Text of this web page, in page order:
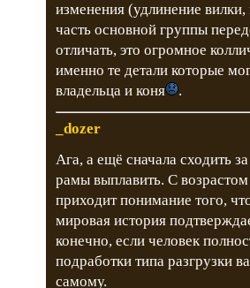
изменения (удлинение
часть основной группы
отличать, это огромное
именно те детали которые
владельца и коня
.
_dozer
Ага, а ещё сначала сходить
рамы выплавить. С
приходит понимание того,
мировая история
конечно, если человек
подработки типа разгрузки
самому.